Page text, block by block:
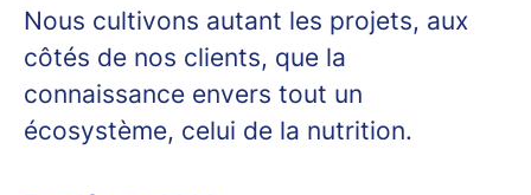
Nous cultivons autant les projets, aux
côtés de nos clients, que la
connaissance envers tout un
écosystème, celui de la nutrition.